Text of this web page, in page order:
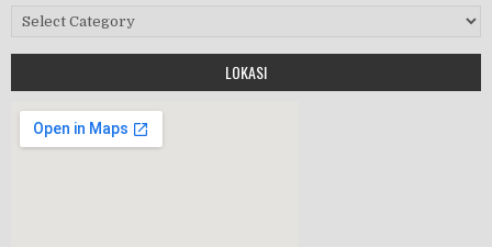
HALAL BIHALAL
Kategori
LOKASI